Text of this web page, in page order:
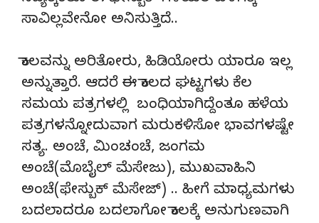
ಸಾವಿಲ್ಲವೇನೋ ಅನಿಸುತ್ತಿದೆ..
ಕಾಲವನ್ನು ಅರಿತೋರು, ಹಿಡಿಯೋರು ಯಾರೂ ಇಲ್ಲ
ಅನ್ನುತ್ತಾರೆ. ಆದರೆ ಈ ಕಾಲದ ಘಟ್ಟಗಳು ಕೆಲ
ಸಮಯ ಪತ್ರಗಳಲ್ಲಿ ಬಂಧಿಯಾಗಿದ್ದೆಂತೂ ಹಳೆಯ
ಪತ್ರಗಳನ್ನೋದುವಾಗ ಮರುಕಳಿಸೋ ಭಾವಗಳಷ್ಟೇ
ಸತ್ಯ. ಅಂಚೆ, ಮಿಂಚಂಚೆ, ಜಂಗಮ
ಅಂಚೆ(ಮೊಬೈಲ್ ಮೆಸೇಜು), ಮುಖವಾಹಿನಿ
ಅಂಚೆ(ಫೇಸ್ಬುಕ್ ಮೆಸೇಜ್) .. ಹೀಗೆ ಮಾಧ್ಯಮಗಳು
ಬದಲಾದರೂ ಬದಲಾಗೋ ಕಾಲಕ್ಕೆ ಅನುಗುಣವಾಗಿ